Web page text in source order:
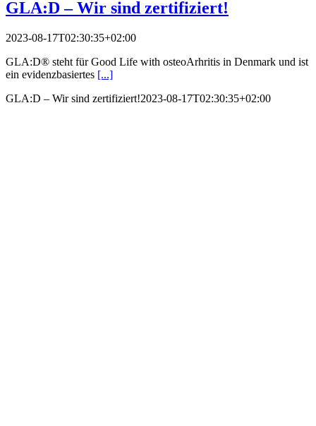
GLA:D – Wir sind zertifiziert!
2023-08-17T02:30:35+02:00
GLA:D®️ steht für Good Life with osteoArhritis in Denmark und ist
ein evidenzbasiertes [...]
GLA:D – Wir sind zertifiziert!2023-08-17T02:30:35+02:00